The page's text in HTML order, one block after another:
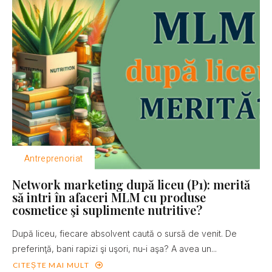
Antreprenoriat
Network marketing după liceu (P1): merită
să intri în afaceri MLM cu produse
cosmetice şi suplimente nutritive?
După liceu, fiecare absolvent caută o sursă de venit. De
preferinţă, bani rapizi şi uşori, nu-i aşa? A avea un...
CITEȘTE MAI MULT